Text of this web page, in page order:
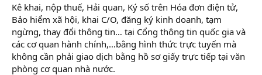
Kê khai, nộp thuế, Hải quan, Ký số trên Hóa đơn điện tử,
Bảo hiểm xã hội, khai C/O, đăng ký kinh doanh, tạm
ngừng, thay đổi thông tin… tại Cổng thông tin quốc gia và
các cơ quan hành chính,…bằng hình thức trực tuyến mà
không cần phải giao dịch bằng hồ sơ giấy trực tiếp tại văn
phòng cơ quan nhà nước.